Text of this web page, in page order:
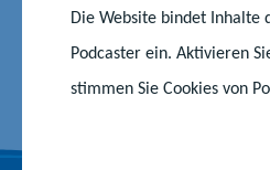
Die Website bindet Inhalte
Podcaster ein. Aktivieren
stimmen Sie Cookies von
r
F
a
m
I
n
Nach